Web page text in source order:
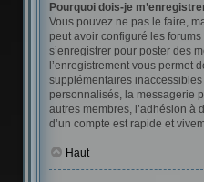
Pourquoi dois-je
Vous pouvez ne pas le faire,
peut avoir configuré les
s’enregistrer pour poster des
l’enregistrement vous permet
supplémentaires
personnalisés, la messagerie
autres membres, l’adhésion à
d’un compte est rapide et
Haut